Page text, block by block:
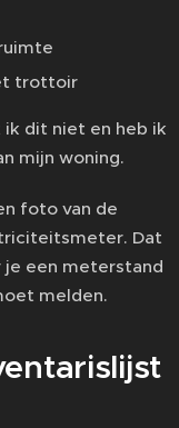
trottoir
dit niet en heb ik
mijn woning. 😅
foto van de
Dat
je een meterstand
melden.